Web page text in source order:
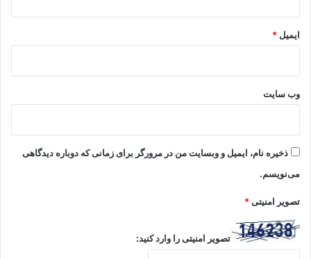
ایمیل *
وب‌ سایت
ذخیره نام، ایمیل و وبسایت من در مرورگر برای زمانی که دوباره دیدگاهی
می‌نویسم.
تصویر امنیتی*
تصویر امنیتی را وارد کنید: